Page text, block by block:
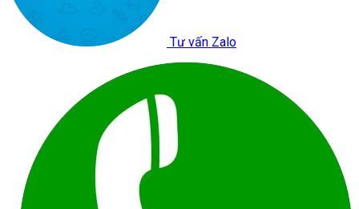
Tư vấn Zalo